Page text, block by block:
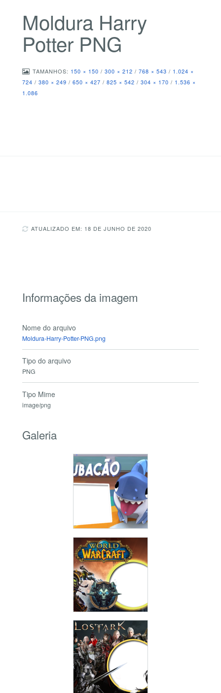
Moldura Harry
Potter PNG
TAMANHOS: 150 × 150 / 300 × 212 / 768 × 543 / 1.024 ×
724 / 380 × 249 / 650 × 427 / 825 × 542 / 304 × 170 / 1.536 ×
1.086
ATUALIZADO EM: 18 DE JUNHO DE 2020
Informações da imagem
Nome do arquivo
Moldura-Harry-Potter-PNG.png
Tipo do arquivo
PNG
Tipo Mime
image/png
Galeria